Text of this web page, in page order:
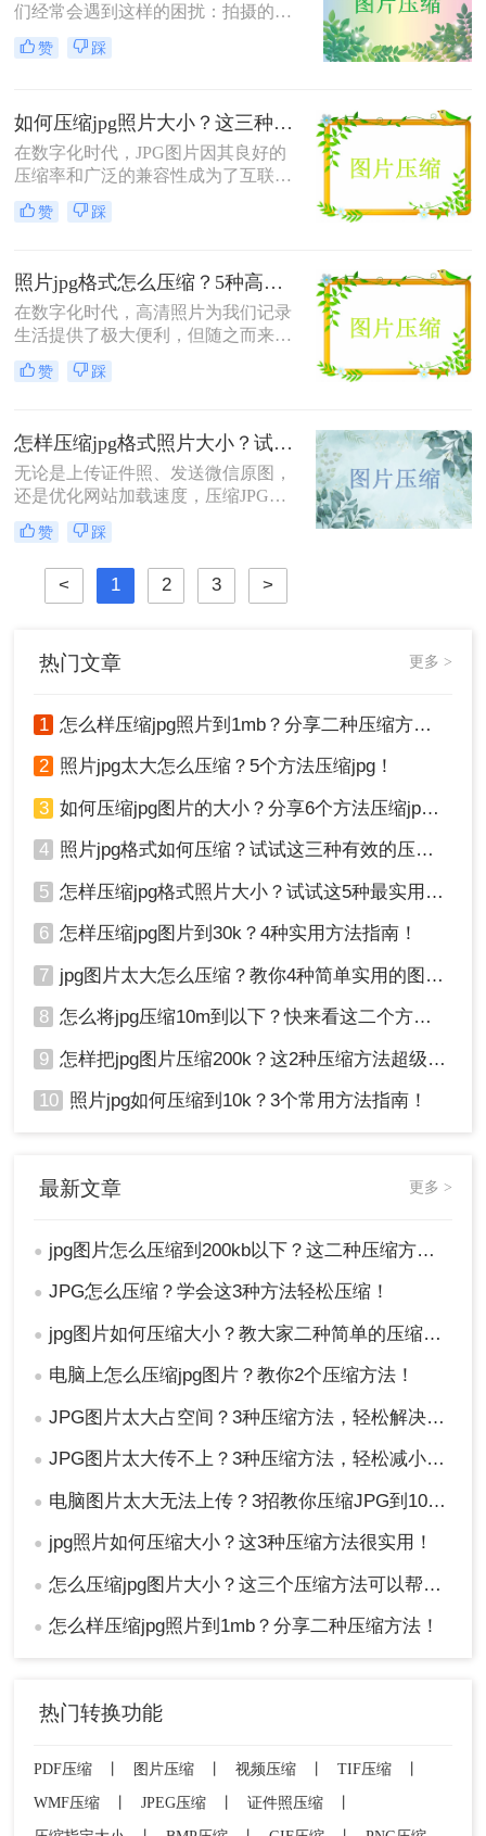
小。
们经常会遇到这样的困扰：拍摄的照
片或者下载的图片文件过大，导致上
传速度慢、占用存储空间多，甚至无
需要解决的问题。本文将为您详细介
绍5种实用的照片压缩方法，帮助您
轻松应对各种场景下的图片压缩需
赞 踩
如何压缩jpg照片大小？这三种实用方法快来了解一下！
在数字化时代，JPG图片因其良好的
压缩率和广泛的兼容性成为了互联网
上最流行的图片格式之一。然而，随
着高清相机和智能手机的普及，我们
输时也显得尤为不便。因此，学会如
何压缩jpg照片大小变得尤为重要。本
文将为您介绍几种简单实用的方法。
赞 踩
照片jpg格式怎么压缩？5种高效实用方法详解！
在数字化时代，高清照片为我们记录
生活提供了极大便利，但随之而来的
文件体积问题也成为了许多用户的困
扰。无论是发送邮件时的附件限制，
怎么压缩成为了现代人必须掌握的实
用技能。
赞 踩
怎样压缩jpg格式照片大小？试试这5种最实用的JPG压缩方法！
无论是上传证件照、发送微信原图，
还是优化网站加载速度，压缩JPG图
片都是刚需技能。那么怎样压缩jpg格
式照片大小呢？本文提供小白到进阶
的全套解决方案，附操作截图和避坑
指南，帮你5分钟内学会专业级压缩
技巧。
赞 踩
< 1 2 3 >
热门文章 更多 >
1 怎么样压缩jpg照片到1mb？分享二种压缩方法！
2 照片jpg太大怎么压缩？5个方法压缩jpg！
3 如何压缩jpg图片的大小？分享6个方法压缩jpg！
4 照片jpg格式如何压缩？试试这三种有效的压缩方法！
5 怎样压缩jpg格式照片大小？试试这5种最实用的JPG压缩方法！
6 怎样压缩jpg图片到30k？4种实用方法指南！
7 jpg图片太大怎么压缩？教你4种简单实用的图片压缩方法
8 怎么将jpg压缩10m到以下？快来看这二个方法 ！
9 怎样把jpg图片压缩200k？这2种压缩方法超级好用！
10 照片jpg如何压缩到10k？3个常用方法指南！
最新文章 更多 >
● jpg图片怎么压缩到200kb以下？这二种压缩方法你肯定能学会!！
● JPG怎么压缩？学会这3种方法轻松压缩！
● jpg图片如何压缩大小？教大家二种简单的压缩方法！
● 电脑上怎么压缩jpg图片？教你2个压缩方法！
● JPG图片太大占空间？3种压缩方法，轻松解决！！
● JPG图片太大传不上？3种压缩方法，轻松减小文件大小！！
● 电脑图片太大无法上传？3招教你压缩JPG到100K以下！
● jpg照片如何压缩大小？这3种压缩方法很实用！
● 怎么压缩jpg图片大小？这三个压缩方法可以帮助你！
● 怎么样压缩jpg照片到1mb？分享二种压缩方法！
热门转换功能
PDF压缩 图片压缩 视频压缩 TIF压缩
WMF压缩
JPEG压缩 证件照压缩